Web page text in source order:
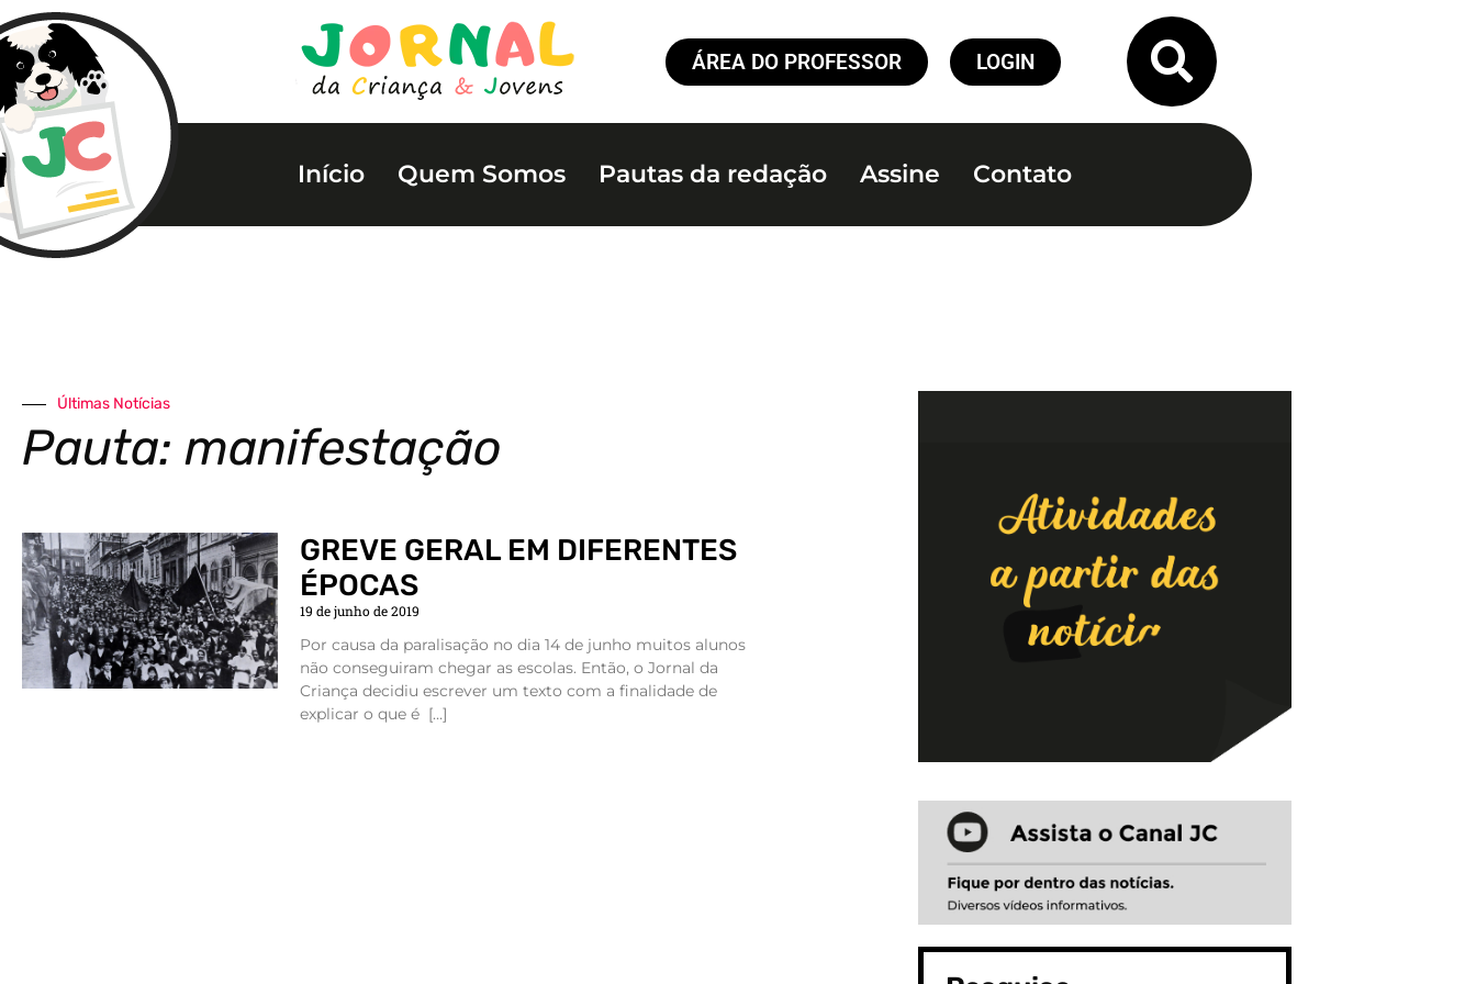
ÁREA DO PROFESSOR LOGIN
Início Quem Somos Pautas da redação Assine Contato
Últimas Notícias
Pauta: manifestação
GREVE GERAL EM DIFERENTES
ÉPOCAS
19 de junho de 2019
Por causa da paralisação no dia 14 de junho muitos alunos
não conseguiram chegar as escolas. Então, o Jornal da
Criança decidiu escrever um texto com a finalidade de
explicar o que é […]